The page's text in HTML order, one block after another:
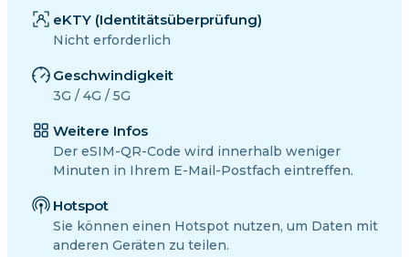
eKTY (Identitätsüberprüfung)
Nicht erforderlich
Geschwindigkeit
3G / 4G / 5G
Weitere Infos
Der eSIM-QR-Code wird innerhalb weniger
Minuten in Ihrem E-Mail-Postfach eintreffen.
Hotspot
Sie können einen Hotspot nutzen, um Daten mit
anderen Geräten zu teilen.